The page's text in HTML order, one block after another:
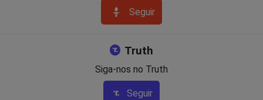
Seguir
Truth
Siga-nos no Truth
Seguir